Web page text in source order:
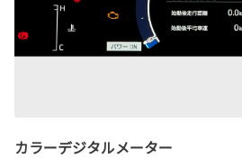
カラーデジタルメーター